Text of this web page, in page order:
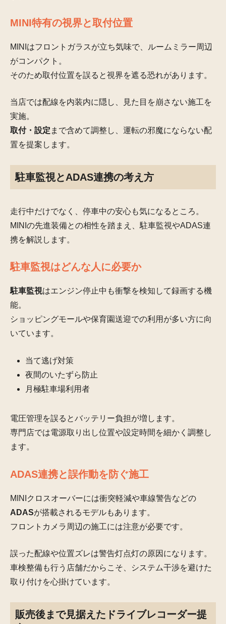
MINI特有の視界と取付位置
MINIはフロントガラスが立ち気味で、ルームミラー周辺
がコンパクト。
そのため取付位置を誤ると視界を遮る恐れがあります。
当店では配線を内装内に隠し、見た目を崩さない施工を
実施。
取付・設定 まで含めて調整し、運転の邪魔にならない配
置を提案します。
駐車監視とADAS連携の考え方
走行中だけでなく、停車中の安心も気になるところ。
MINIの先進装備との相性を踏まえ、駐車監視やADAS連
携を解説します。
駐車監視はどんな人に必要か
駐車監視はエンジン停止中も衝撃を検知して録画する機
能。
ショッピングモールや保育園送迎での利用が多い方に向
いています。
当て逃げ対策
夜間のいたずら防止
月極駐車場利用者
電圧管理を誤るとバッテリー負担が増します。
専門店では電源取り出し位置や設定時間を細かく調整し
ます。
ADAS連携と誤作動を防ぐ施工
MINIクロスオーバーには衝突軽減や車線警告などの
ADASが搭載されるモデルもあります。
フロントカメラ周辺の施工には注意が必要です。
誤った配線や位置ズレは警告灯点灯の原因になります。
車検整備も行う店舗だからこそ、システム干渉を避けた
取り付けを心掛けています。
販売後まで見据えたドライブレコーダー提